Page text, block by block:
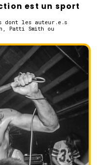
est un sport
dont les auteur.e.s
Patti Smith ou